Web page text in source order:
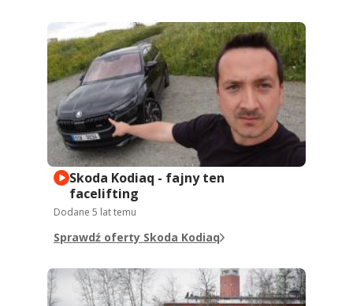
Skoda Kodiaq - fajny ten
facelifting
Dodane 5 lat temu
Sprawdź oferty Skoda Kodiaq